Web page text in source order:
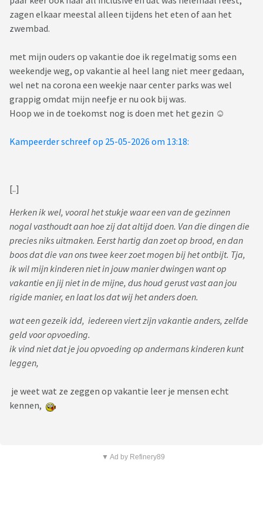
zagen elkaar meestal alleen tijdens het eten of aan het
zwembad.
met mijn ouders op vakantie doe ik regelmatig soms een
weekendje weg, op vakantie al heel lang niet meer gedaan,
wel net na corona een weekje naar center parks was wel
grappig omdat mijn neefje er nu ook bij was.
Hoop we in de toekomst nog is doen met het gezin ☺️
Kampeerder schreef op 25-05-2026 om 13:18:
[..]
Herken ik wel, vooral het stukje waar een van de gezinnen
nogal vasthoudt aan hoe zij dat altijd doen. Van die dingen die
precies niks uitmaken. Eerst hartig dan zoet op brood, en dan
boos dat die van ons twee keer zoet mogen bij het ontbijt. Tja,
ik wil mijn kinderen niet in jouw manier dwingen want op
vakantie en jij niet in de mijne, dus houd gerust vast aan jou
rigide manier, en laat los dat wij het anders doen.
wat een gezeik idd, iedereen viert zijn vakantie anders, zelfde
geld voor opvoeding.
ik vind niet dat je jou opvoeding op andermans kinderen kunt
leggen,
je weet wat ze zeggen op vakantie leer je mensen echt
kennen,
▼ Ad by Refinery89